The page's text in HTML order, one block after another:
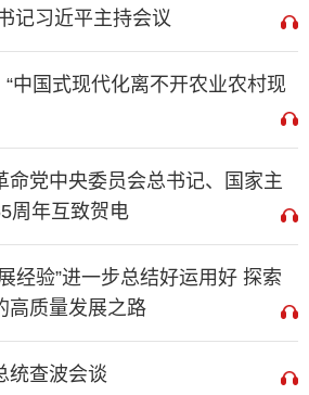
记习近平主持会议
中国式现代化离不开农业农村现
命党中央委员会总书记、国家主
周年互致贺电
经验”进一步总结好运用好 探索
高质量发展之路
统查波会谈